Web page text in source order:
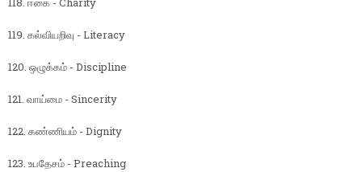
119. கல்வியறிவு - Literacy
120. ஒழுக்கம் - Discipline
121. வாய்மை - Sincerity
122. கண்ணியம் - Dignity
123. உபதேசம் - Preaching